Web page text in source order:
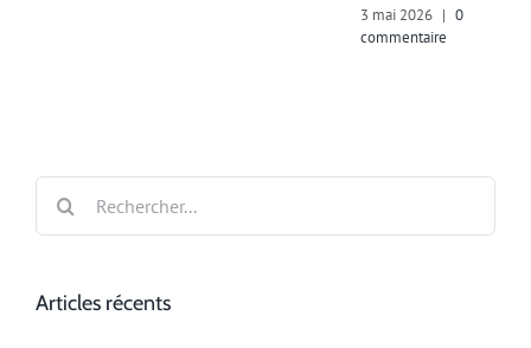
3 mai 2026 | 0
commentaire
Articles récents